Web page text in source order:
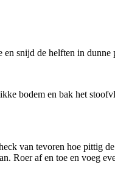
snijd de helften in dunne
bodem en bak het
van tevoren hoe pittig
Roer af en toe en voeg